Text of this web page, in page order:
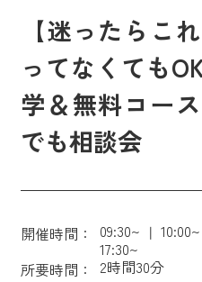
【迷ったらこ
ってなくても
学＆無料コー
でも相談会
開催時間： 09:30~ 10:00~
17:30~
所要時間：
2時間30分